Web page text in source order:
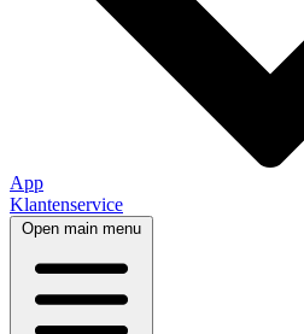
App
Klantenservice
Open main menu